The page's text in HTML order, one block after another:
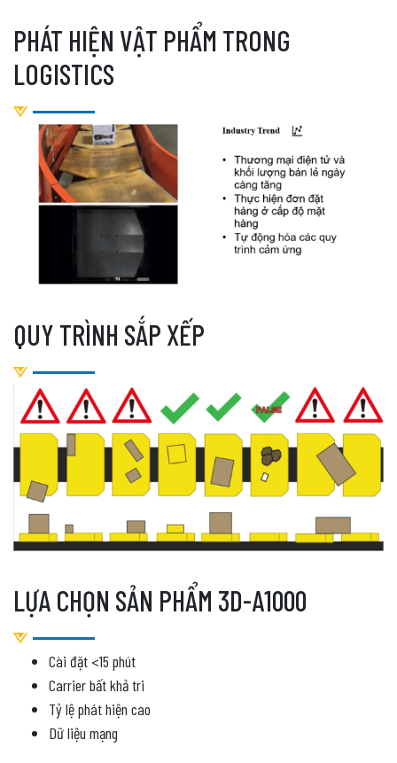
PHÁT HIỆN VẬT PHẨM TRONG
LOGISTICS
QUY TRÌNH SẮP XẾP
LỰA CHỌN SẢN PHẨM 3D-A1000
Cài đặt <15 phút
Carrier bất khả tri
Tỷ lệ phát hiện cao
Dữ liệu mạng